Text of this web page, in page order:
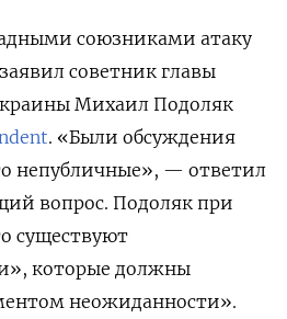
союзниками атаку
советник главы
Михаил Подоляк
. «Были обсуждения
непубличные», — ответил
вопрос. Подоляк при
существуют
которые должны
неожиданности».